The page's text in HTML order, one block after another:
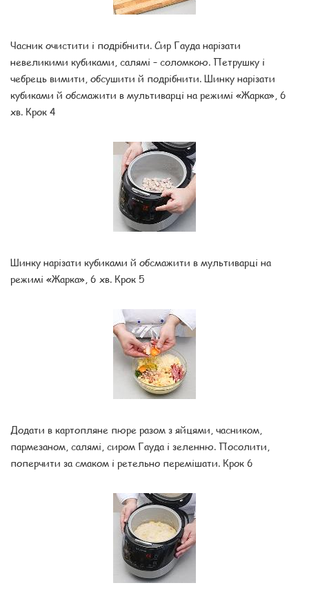
Часник очистити і подрібнити. Сир Гауда нарізати
невеликими кубиками, салямі – соломкою. Петрушку і
чебрець вимити, обсушити й подрібнити. Шинку нарізати
кубиками й обсмажити в мультиварці на режимі «Жарка», 6
хв. Крок 4
Шинку нарізати кубиками й обсмажити в мультиварці на
режимі «Жарка», 6 хв. Крок 5
Додати в картопляне пюре разом з яйцями, часником,
пармезаном, салямі, сиром Гауда і зеленню. Посолити,
поперчити за смаком і ретельно перемішати. Крок 6